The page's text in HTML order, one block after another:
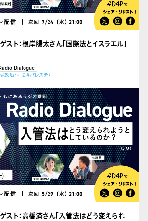
ト：根岸陽太さん「国際法とイスラエル」
Dialogue
#政治・社会#パレスチナ
ト：高橋済さん「入管法はどう変えられ